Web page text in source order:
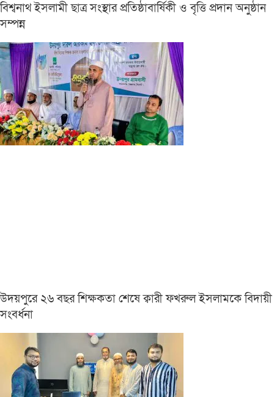
বিশ্বনাথ ইসলামী ছাত্র সংস্থার প্রতিষ্ঠাবার্ষিকী ও বৃত্তি প্রদান অনুষ্ঠান
সম্পন্ন
উদয়পুরে ২৬ বছর শিক্ষকতা শেষে ক্বারী ফখরুল ইসলামকে বিদায়ী
সংবর্ধনা